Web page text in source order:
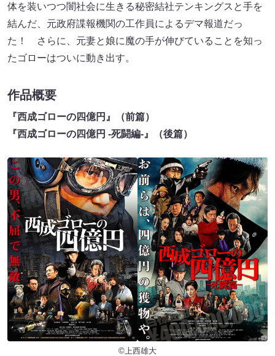
体を装いつつ闇社会に生きる秘密結社テンキングスと手を
結んだ、元政府諜報機関の工作員によるデマ報道だっ
た！ さらに、元妻と娘に魔の手が伸びていることを知っ
たゴローはついに動き出す。
作品概要
『西成ゴローの四億円』（前篇）
『西成ゴローの四億円 -死闘編-』（後篇）
©上西雄大